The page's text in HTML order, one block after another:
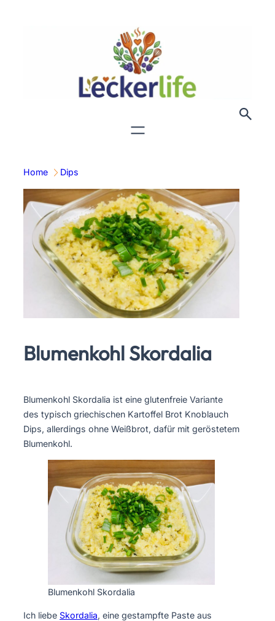
Home Dips
Blumenkohl Skordalia
Blumenkohl Skordalia ist eine glutenfreie Variante
des typisch griechischen Kartoffel Brot Knoblauch
Dips, allerdings ohne Weißbrot, dafür mit geröstetem
Blumenkohl.
Blumenkohl Skordalia
Ich liebe Skordalia, eine gestampfte Paste aus